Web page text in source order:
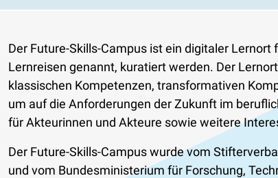
Der Future-Skills-Campus ist ein digitaler
Lernreisen genannt, kuratiert werden. Der
klassischen Kompetenzen, transformativen
um auf die Anforderungen der Zukunft im
für Akteurinnen und Akteure sowie weitere
Der Future-Skills-Campus wurde vom
und vom Bundesministerium für Forschung,